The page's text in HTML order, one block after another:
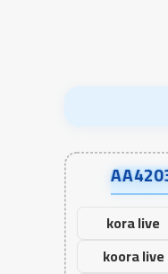
kora live
koora live